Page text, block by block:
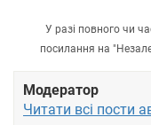
У разі повного чи
посилання на
Модератор
Читати всі пости